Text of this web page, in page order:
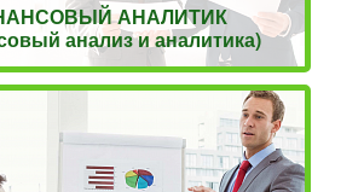
АНАЛИТИК
анализ и аналитика)